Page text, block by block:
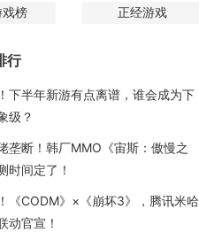
榜 正经游戏
行
下半年新游有点离谱，谁会成为下
级？
垄断！韩厂MMO《宙斯：傲慢之
时间定了！
《CODM》×《崩坏3》，腾讯米哈
动官宣！